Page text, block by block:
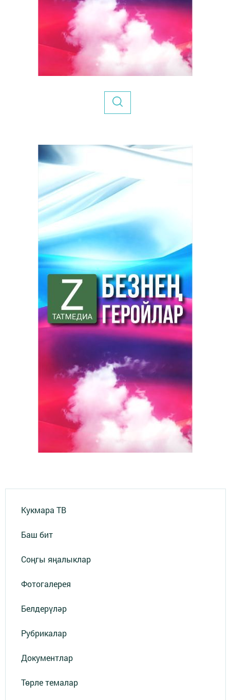
Кукмара ТВ
Баш бит
Соңгы яңалыклар
Фотогалерея
Белдерүләр
Рубрикалар
Документлар
Төрле темалар